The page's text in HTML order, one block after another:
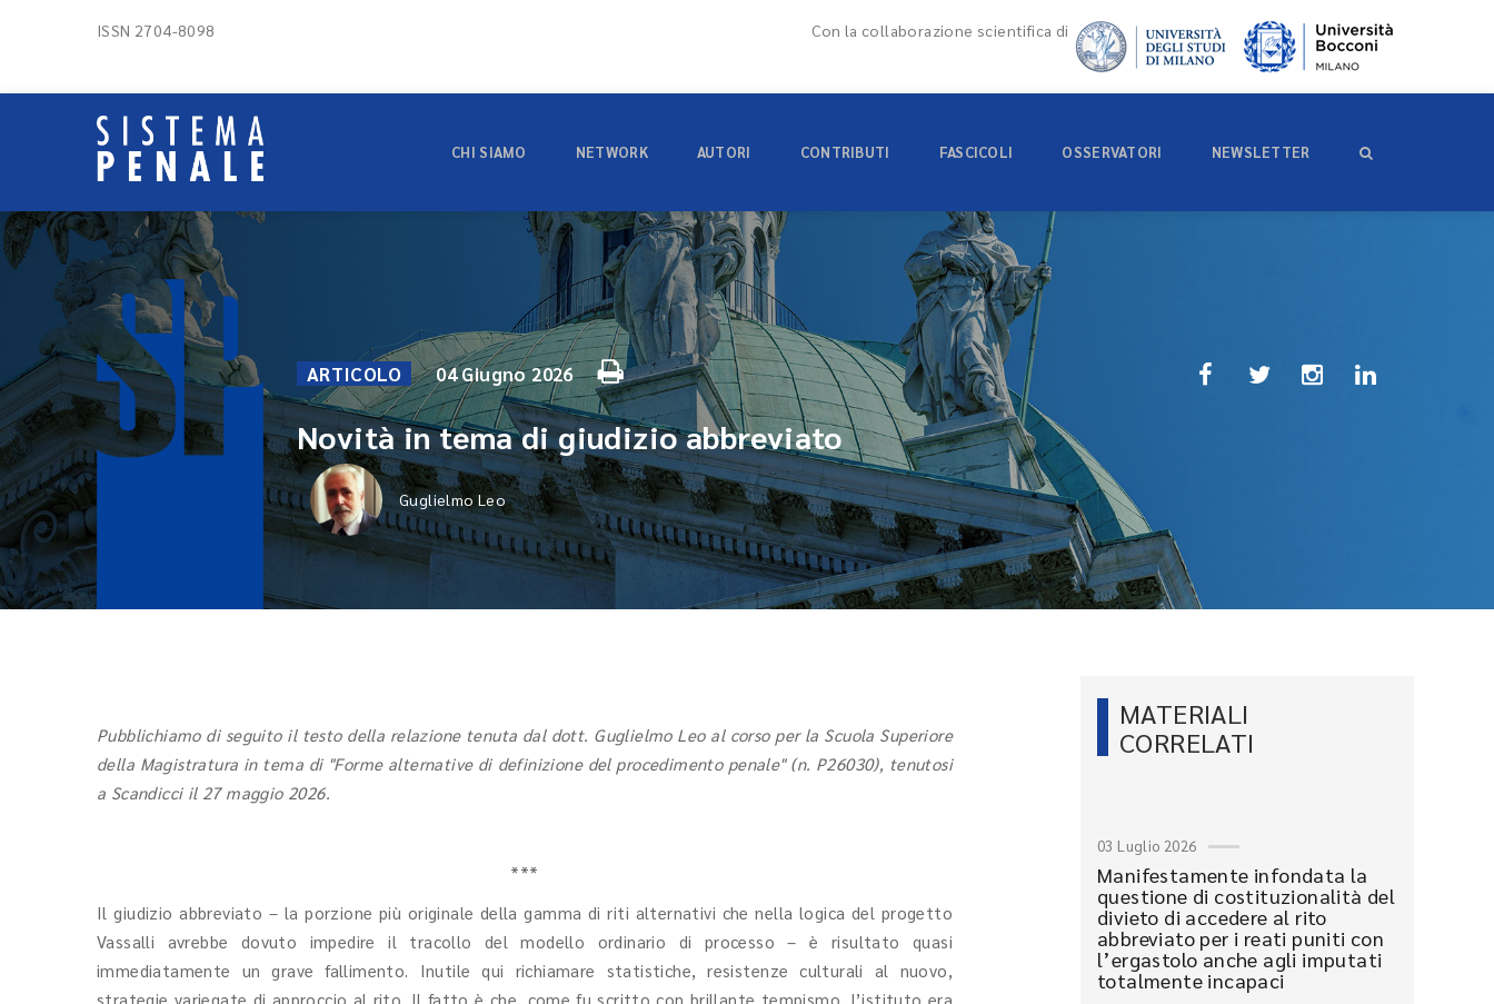
ISSN 2704-8098 Con la collaborazione scientifica di
CHI SIAMO NETWORK AUTORI CONTRIBUTI FASCICOLI OSSERVATORI NEWSLETTER
ARTICOLO 04 Giugno 2026
Novità in tema di giudizio abbreviato
Guglielmo Leo
Pubblichiamo di seguito il testo della relazione tenuta dal dott. Guglielmo Leo al corso per la Scuola Superiore
della Magistratura in tema di "Forme alternative di definizione del procedimento penale" (n. P26030), tenutosi
a Scandicci il 27 maggio 2026.
***
Il giudizio abbreviato – la porzione più originale della gamma di riti alternativi che nella logica del progetto
Vassalli avrebbe dovuto impedire il tracollo del modello ordinario di processo – è risultato quasi
immediatamente un grave fallimento. Inutile qui richiamare statistiche, resistenze culturali al nuovo,
strategie variegate di approccio al rito. Il fatto è che, come fu scritto con brillante tempismo, l’istituto era
MATERIALI
CORRELATI
03 Luglio 2026
Manifestamente infondata la
questione di costituzionalità del
divieto di accedere al rito
abbreviato per i reati puniti con
l’ergastolo anche agli imputati
totalmente incapaci